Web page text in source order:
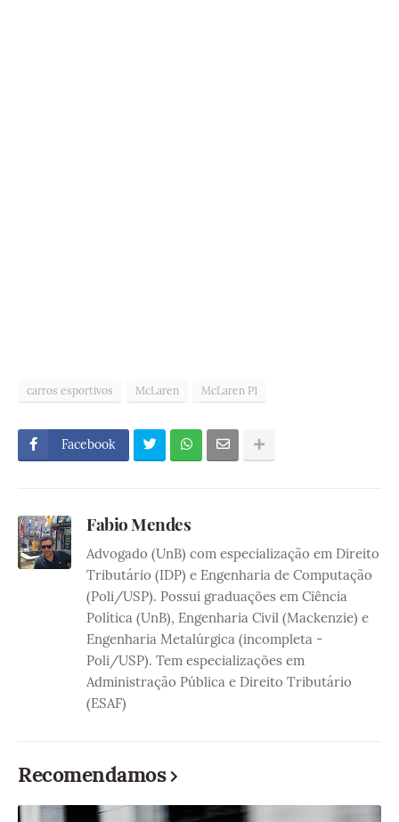
carros esportivos McLaren McLaren P1
Facebook
Fabio Mendes
Advogado (UnB) com especialização em Direito
Tributário (IDP) e Engenharia de Computação
(Poli/USP). Possui graduações em Ciência
Política (UnB), Engenharia Civil (Mackenzie) e
Engenharia Metalúrgica (incompleta -
Poli/USP). Tem especializações em
Administração Pública e Direito Tributário
(ESAF)
Recomendamos